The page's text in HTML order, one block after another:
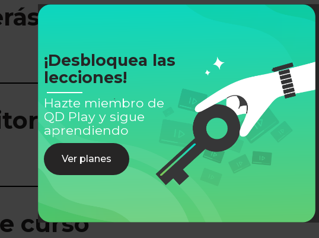
¡Desbloquea las
lecciones!
Hazte miembro de
QD Play y sigue
aprendiendo
Ver planes
curso